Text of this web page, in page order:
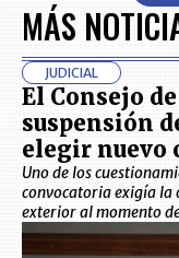
MÁS
JUDICIAL
El Consejo
suspensión
elegir nuevo
Uno de los
convocatoria exigía la
exterior al momento